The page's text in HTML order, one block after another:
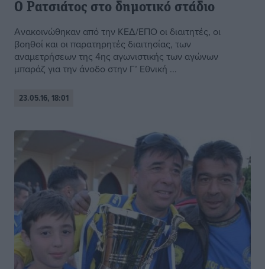
Ο Ρατσιάτος στο δημοτικό στάδιο
Ανακοινώθηκαν από την ΚΕΔ/ΕΠΟ οι διαιτητές, οι
βοηθοί και οι παρατηρητές διαιτησίας, των
αναμετρήσεων της 4ης αγωνιστικής των αγώνων
μπαράζ για την άνοδο στην Γ’ Εθνική ...
23.05.16, 18:01